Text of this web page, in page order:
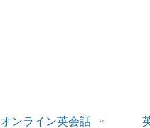
オンライン英会話